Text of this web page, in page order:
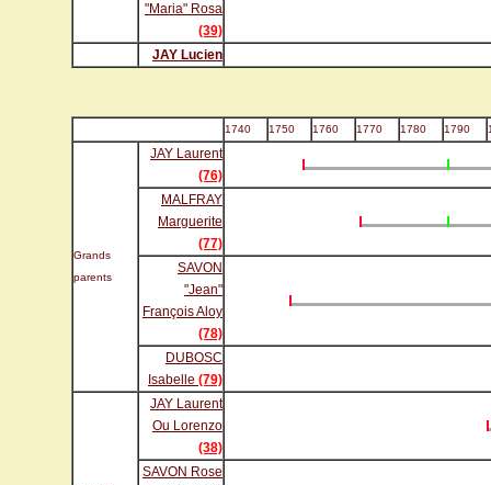
"Maria" Rosa
(39)
JAY Lucien
1740 1750 1760 1770 1780 1790
Grands
parents
JAY Laurent
(76)
MALFRAY
Marguerite
(77)
SAVON
"Jean"
François Aloy
(78)
DUBOSC
Isabelle (79)
JAY Laurent
Ou Lorenzo
(38)
SAVON Rose